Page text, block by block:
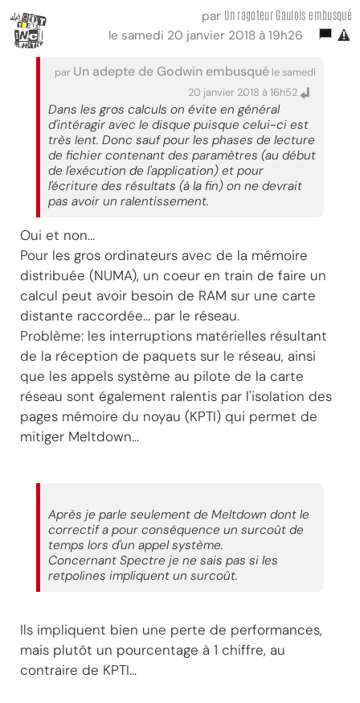
par Un ragoteur Gaulois embusqué
le samedi 20 janvier 2018 à 19h26
par Un adepte de Godwin embusqué le samedi
20 janvier 2018 à 16h52
Dans les gros calculs on évite en général
d'intéragir avec le disque puisque celui-ci est
très lent. Donc sauf pour les phases de lecture
de fichier contenant des paramètres (au début
de l'exécution de l'application) et pour
l'écriture des résultats (à la fin) on ne devrait
pas avoir un ralentissement.
Oui et non...
Pour les gros ordinateurs avec de la mémoire
distribuée (NUMA), un coeur en train de faire un
calcul peut avoir besoin de RAM sur une carte
distante raccordée... par le réseau.
Problème: les interruptions matérielles résultant
de la réception de paquets sur le réseau, ainsi
que les appels système au pilote de la carte
réseau sont également ralentis par l'isolation des
pages mémoire du noyau (KPTI) qui permet de
mitiger Meltdown...
Après je parle seulement de Meltdown dont le
correctif a pour conséquence un surcoût de
temps lors d'un appel système.
Concernant Spectre je ne sais pas si les
retpolines impliquent un surcoût.
Ils impliquent bien une perte de performances,
mais plutôt un pourcentage à 1 chiffre, au
contraire de KPTI...